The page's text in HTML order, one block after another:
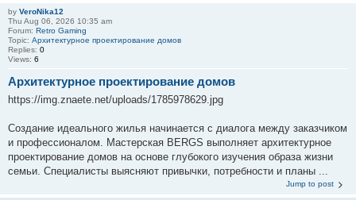
by VeroNika12
Thu Aug 06, 2026 10:35 am
Forum: Retro Gaming
Topic: Aрхитектурное проектирование домов
Replies: 0
Views: 6
Aрхитектурное проектирование домов
https://img.znaete.net/uploads/1785978629.jpg
Создание идеального жилья начинается с диалога между заказчиком
и профессионалом. Мастерская BERGS выполняет архитектурное
проектирование домов на основе глубокого изучения образа жизни
семьи. Специалисты выясняют привычки, потребности и планы ...
Jump to post